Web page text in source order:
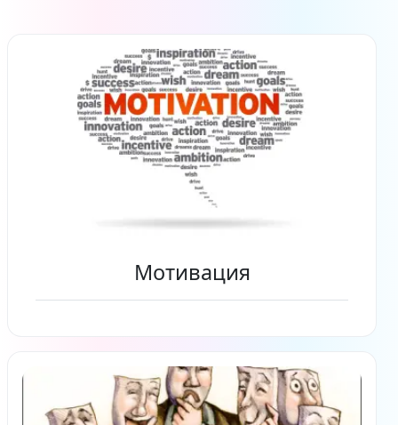
Мотивация
Читать дальше